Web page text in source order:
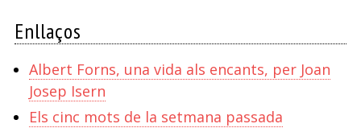
Enllaços
Albert Forns, una vida als encants, per Joan
Josep Isern
Els cinc mots de la setmana passada